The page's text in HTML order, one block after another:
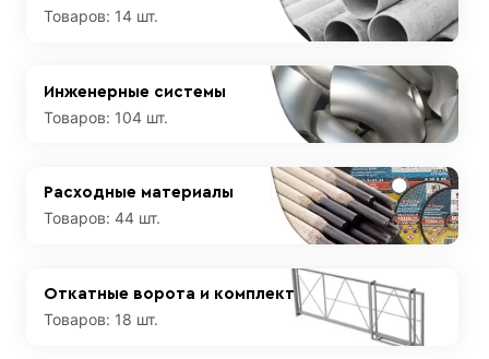
Товаров: 14 шт.
Инженерные системы
Товаров: 104 шт.
Расходные материалы
Товаров: 44 шт.
Откатные ворота и комплект
Товаров: 18 шт.